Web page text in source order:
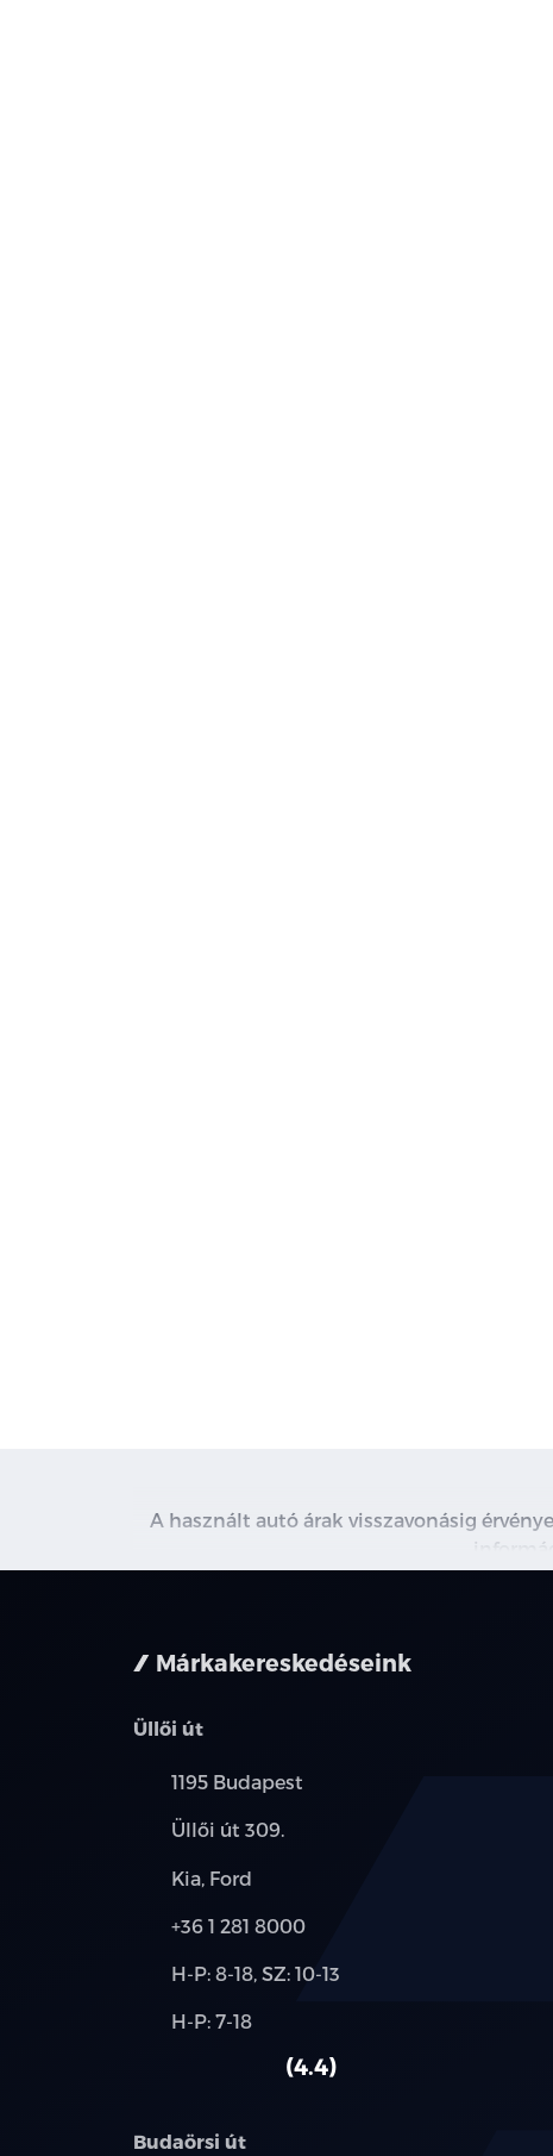
A használt autó árak visszavonásig
Márkakereskedéseink
Üllői út
Település:
1195 Budapest
Cím:
Üllői út 309.
Márkák:
Kia, Ford
Telefon:
+36 1 281 8000
Új-
használt
H-P: 8-18, SZ: 10-13
Alkatrész,
H-P: 7-18
4.4
Budaörsi út